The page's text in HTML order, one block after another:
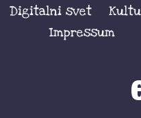
Digitalni svet
Impressum